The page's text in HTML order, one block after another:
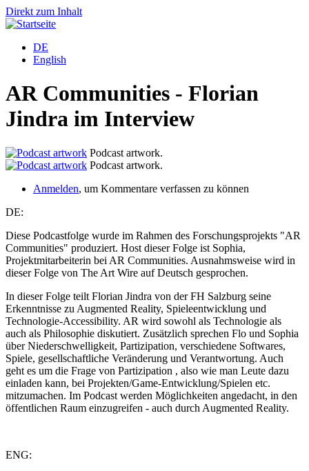
Direkt zum Inhalt
DE
English
AR Communities - Florian
Jindra im Interview
Podcast artwork.
Podcast artwork.
Anmelden, um Kommentare verfassen zu können
DE:
Diese Podcastfolge wurde im Rahmen des Forschungsprojekts "AR
Communities" produziert. Host dieser Folge ist Sophia,
Projektmitarbeiterin bei AR Communities. Ausnahmsweise wird in
dieser Folge von The Art Wire auf Deutsch gesprochen.
In dieser Folge teilt Florian Jindra von der FH Salzburg seine
Erkenntnisse zu Augmented Reality, Spieleentwicklung und
Technologie-Accessibility. AR wird sowohl als Technologie als
auch als Philosophie diskutiert. Zusätzlich sprechen Flo und Sophia
über Niederschwelligkeit, Partizipation, verschiedene Softwares,
Spiele, gesellschaftliche Veränderung und Verantwortung. Auch
geht es um die Frage von Partizipation , also wie man Leute dazu
einladen kann, bei Projekten/Game-Entwicklung/Spielen etc.
mitzumachen. Im Podcast werden Möglichkeiten angedacht, in den
öffentlichen Raum einzugreifen - auch durch Augmented Reality.
ENG: